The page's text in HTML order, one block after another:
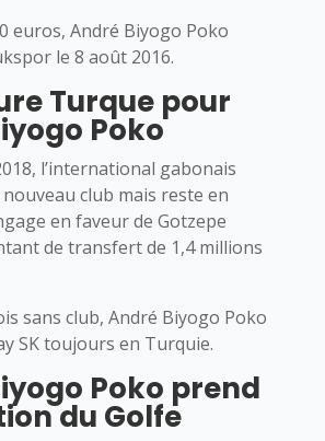
euros, André Biyogo Poko
le 8 août 2016.
Turque pour
Poko
l’international gabonais
club mais reste en
en faveur de Gotzepe
de transfert de 1,4 millions
sans club, André Biyogo Poko
SK toujours en Turquie.
Poko prend
du Golfe